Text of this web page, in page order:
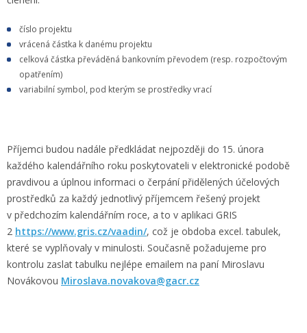
číslo projektu
vrácená částka k danému projektu
celková částka převáděná bankovním převodem (resp. rozpočtovým
opatřením)
variabilní symbol, pod kterým se prostředky vrací
Příjemci budou nadále předkládat nejpozději do 15. února
každého kalendářního roku poskytovateli v elektronické podobě
pravdivou a úplnou informaci o čerpání přidělených účelových
prostředků za každý jednotlivý příjemcem řešený projekt
v předchozím kalendářním roce, a to v aplikaci GRIS
2 https://www.gris.cz/vaadin/, což je obdoba excel. tabulek,
které se vyplňovaly v minulosti. Současně požadujeme pro
kontrolu zaslat tabulku nejlépe emailem na paní Miroslavu
Novákovou Miroslava.novakova@gacr.cz